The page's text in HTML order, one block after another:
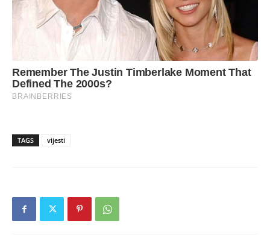
TAGS vijesti